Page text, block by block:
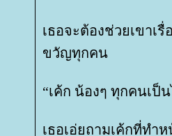
เธอจะต้องช่วยเขาเ
ขวัญทุกคน
“เค้ก น้องๆ ทุกคนเป็
เธอเอ่ยถามเค้กที่ทำ